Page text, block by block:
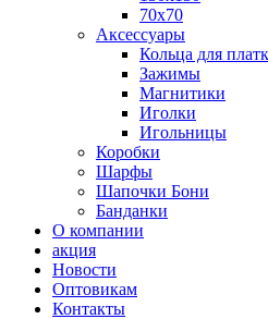
70х70
Аксессуары
Кольца для
Зажимы
Магнитики
Иголки
Игольницы
Коробки
Шарфы
Шапочки Бони
Банданки
О компании
акция
Новости
Оптовикам
Контакты